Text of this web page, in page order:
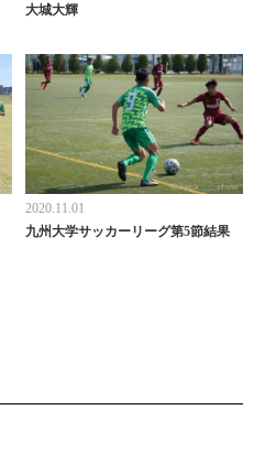
大城大輝
2020.11.01
九州大学サッカーリーグ第5節結果